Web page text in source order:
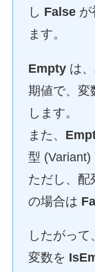
し False が
ます。
Empty は
期値で、変
します。
また、
型 (Variant)
ただし、配
の場合は
したがっ
変数を